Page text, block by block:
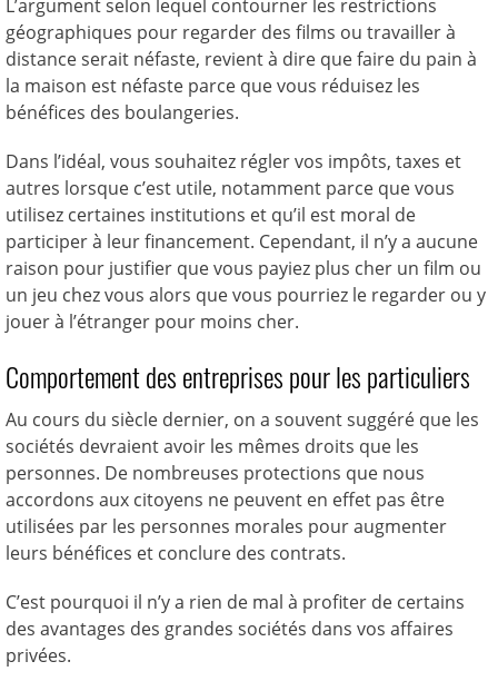
L’argument selon lequel contourner les restrictions
géographiques pour regarder des films ou travailler à
distance serait néfaste, revient à dire que faire du pain à
la maison est néfaste parce que vous réduisez les
bénéfices des boulangeries.
Dans l’idéal, vous souhaitez régler vos impôts, taxes et
autres lorsque c’est utile, notamment parce que vous
utilisez certaines institutions et qu’il est moral de
participer à leur financement. Cependant, il n’y a aucune
raison pour justifier que vous payiez plus cher un film ou
un jeu chez vous alors que vous pourriez le regarder ou y
jouer à l’étranger pour moins cher.
Comportement des entreprises pour les particuliers
Au cours du siècle dernier, on a souvent suggéré que les
sociétés devraient avoir les mêmes droits que les
personnes. De nombreuses protections que nous
accordons aux citoyens ne peuvent en effet pas être
utilisées par les personnes morales pour augmenter
leurs bénéfices et conclure des contrats.
C’est pourquoi il n’y a rien de mal à profiter de certains
des avantages des grandes sociétés dans vos affaires
privées.